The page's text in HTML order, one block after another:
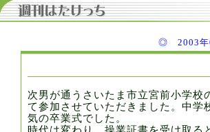
◎ 2003年
次男が通うさいたま市立宮前小学校
て参加させていただきました。中学
気の卒業式でした。
時代は変わり、操業証書を受け取る